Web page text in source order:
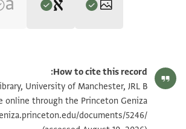
JRL B 5664
Luke Yarbrough's digital edition.
JRL B 5664 1 / 1 leaf, verso
יוכד קרן מאעז מחרוק [..
קאטר מתקאל ונצף ובאדנגאן [.
بيان أذونات الصورة
How to cite this record:
University of Manchester, JRL B
online through the Princeton Geniza
documents/5246/